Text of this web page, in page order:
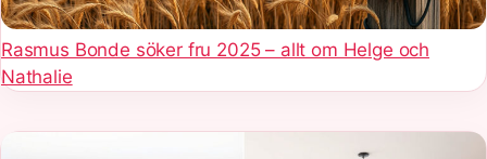
Rasmus Bonde söker fru 2025 – allt om Helge och
Nathalie